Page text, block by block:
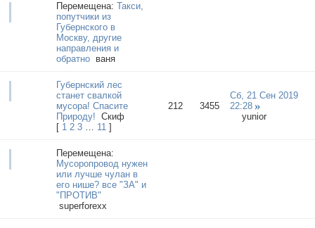
Перемещена: Такси,
попутчики из
Губернского в
Москву, другие
направления и
обратно
ваня
Губернский лес
станет свалкой
мусора! Спасите
Природу! Cкиф
[ 1 2 3 … 11 ]
212 3455
Сб, 21 Сен 2019
22:28
yunior
Перемещена:
Мусоропровод нужен
или лучше чулан в
его нише? все "ЗА" и
"ПРОТИВ"
superforexx